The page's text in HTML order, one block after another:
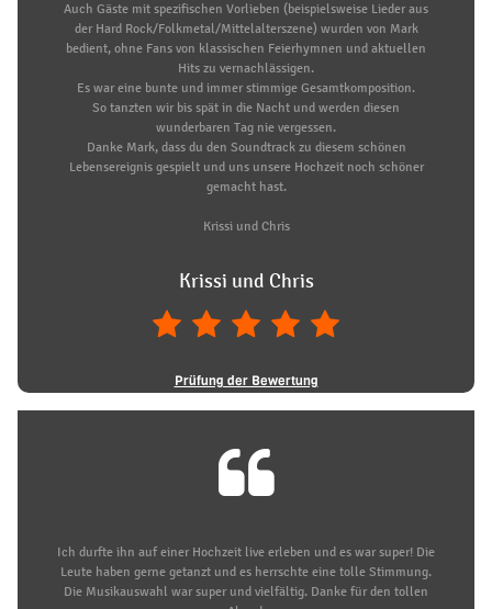
Auch Gäste mit spezifischen Vorlieben (beispielsweise Lieder aus
der Hard Rock/Folkmetal/Mittelalterszene) wurden von Mark
bedient, ohne Fans von klassischen Feierhymnen und aktuellen
Hits zu vernachlässigen.
Es war eine bunte und immer stimmige Gesamtkomposition.
So tanzten wir bis spät in die Nacht und werden diesen
wunderbaren Tag nie vergessen.
Danke Mark, dass du den Soundtrack zu diesem schönen
Lebensereignis gespielt und uns unsere Hochzeit noch schöner
gemacht hast.
Krissi und Chris
Krissi und Chris
Prüfung der Bewertung
Ich durfte ihn auf einer Hochzeit live erleben und es war super! Die
Leute haben gerne getanzt und es herrschte eine tolle Stimmung.
Die Musikauswahl war super und vielfältig. Danke für den tollen